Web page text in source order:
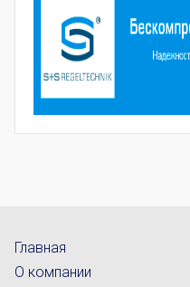
Главная
О компании